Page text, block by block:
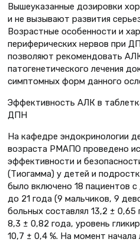
Вышеуказанные дозировки
и не вызывают развития
Возрастные особенности и
периферических нервов при
позволяют рекомендовать
патогенетического лечения
симптомных форм данного
Эффективность АЛК в
ДПН
На кафедре эндокринологии
возраста РМАПО проведено
эффективности и
(Тиогамма) у детей и
было включено 18 пациентов
до 21 года (9 мальчиков, 9
больных составлял 13,2 ±
8,3 ± 0,82 года, уровень
10,7 ± 0,4 %. На момент начала